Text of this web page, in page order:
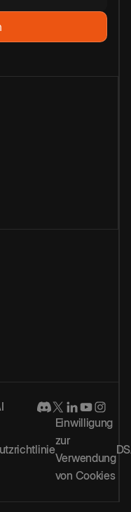
Einwilligung
zur
Verwendung
von Cookies